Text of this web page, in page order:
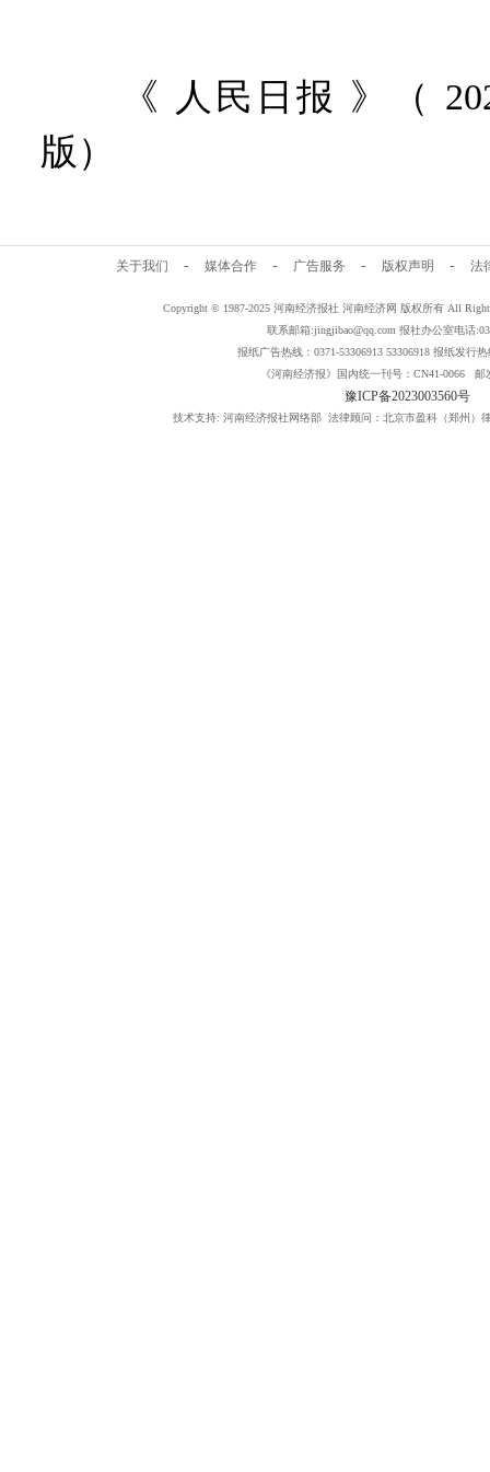
《 人民日报 》（
版）
关于我们 - 媒体合作 - 广告服务 - 版权声明 - 法
Copyright © 1987-2025 河南经济报社 河南经济网 版权所有 All
联系邮箱:jingjibao@qq.com 报社办公室电话
报纸广告热线：0371-53306913 53306918 报纸发行热
《河南经济报》国内统一刊号：CN41-0066 邮
豫ICP备2023003560号
技术支持: 河南经济报社网络部 法律顾问：北京市盈科（郑州